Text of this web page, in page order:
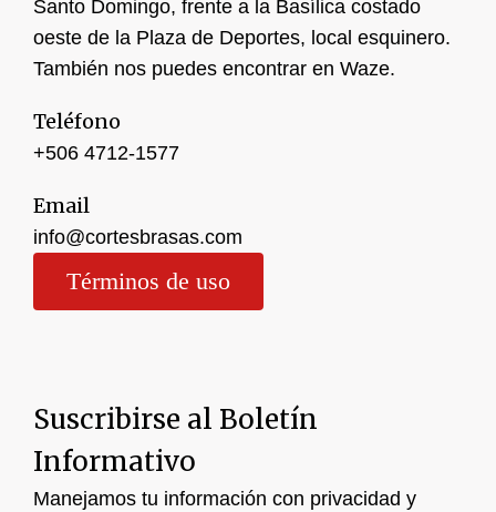
Santo Domingo, frente a la Basílica costado
oeste de la Plaza de Deportes, local esquinero.
También nos puedes encontrar en Waze.
Teléfono
+506 4712-1577
Email
info@cortesbrasas.com
Términos de uso
Suscribirse al Boletín
Informativo
Manejamos tu información con privacidad y